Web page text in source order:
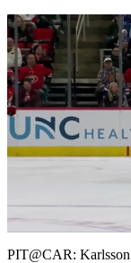
PIT@CAR: Karlsson